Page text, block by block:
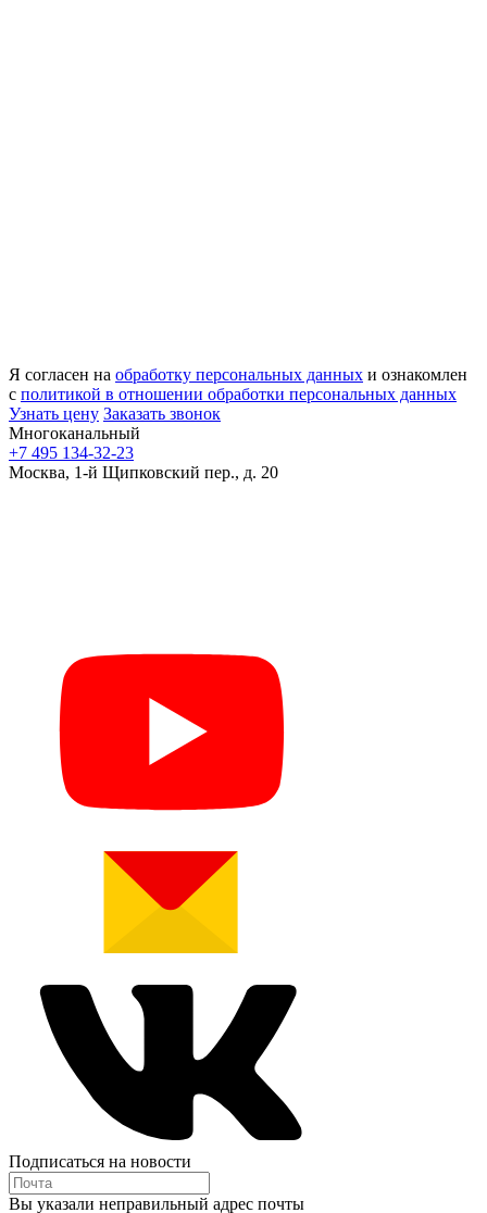
Я согласен на обработку персональных данных и ознакомлен
с политикой в отношении обработки персональных данных
Узнать цену Заказать звонок
Многоканальный
+7 495 134-32-23
Москва, 1-й Щипковский пер., д. 20
Подписаться на новости
Вы указали неправильный адрес почты